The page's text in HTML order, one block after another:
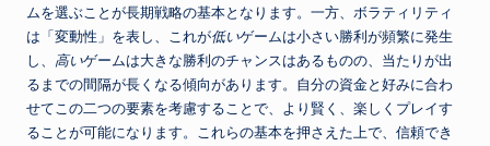
ムを選ぶことが長期戦略の基本となります。一方、ボラティリティ
は「変動性」を表し、これが低いゲームは小さい勝利が頻繁に発生
し、 高いゲームは大きな勝利のチャンスはあるものの、当たりが出
るまでの間隔が長くなる傾向があります。自分の資金と好みに合わ
せてこの二つの要素を考慮することで、より賢く、楽しくプレイす
ることが可能になります。これらの基本を押さえた上で、信頼でき